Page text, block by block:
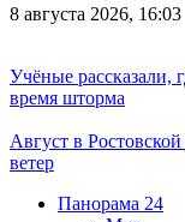
8 августа 2026, 16:03
Учёные рассказали,
время шторма
Август в
ветер
Панорама 24